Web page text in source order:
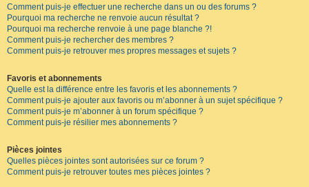
Comment puis-je effectuer une recherche dans un ou des forums ?
Pourquoi ma recherche ne renvoie aucun résultat ?
Pourquoi ma recherche renvoie à une page blanche ?!
Comment puis-je rechercher des membres ?
Comment puis-je retrouver mes propres messages et sujets ?
Favoris et abonnements
Quelle est la différence entre les favoris et les abonnements ?
Comment puis-je ajouter aux favoris ou m’abonner à un sujet spécifique ?
Comment puis-je m’abonner à un forum spécifique ?
Comment puis-je résilier mes abonnements ?
Pièces jointes
Quelles pièces jointes sont autorisées sur ce forum ?
Comment puis-je retrouver toutes mes pièces jointes ?